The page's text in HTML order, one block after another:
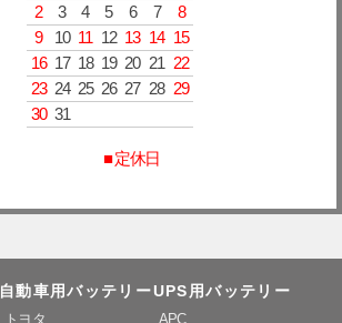
2
3 4 5 6 7
8
9
10 11 12 13 14 15
16 17 18 19 20 21 22
23 24 25 26 27 28 29
30 31
■ 定休日
自動車用バッテリー
トヨタ
UPS用バッテリー
APC